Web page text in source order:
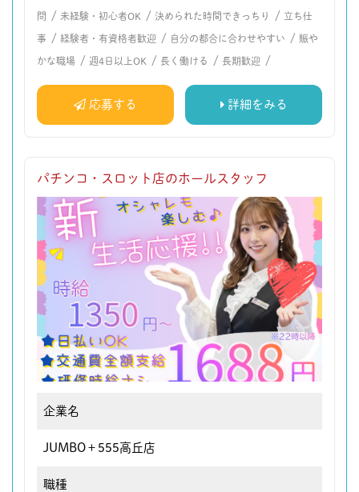
問 / 未経験・初心者OK / 決められた時間できっちり / 立ち仕
事 / 経験者・有資格者歓迎 / 自分の都合に合わせやすい / 賑や
かな職場 / 週4日以上OK / 長く働ける / 長期歓迎 /
応募する 詳細をみる
パチンコ・スロット店のホールスタッフ
企業名
JUMBO＋555高丘店
職種